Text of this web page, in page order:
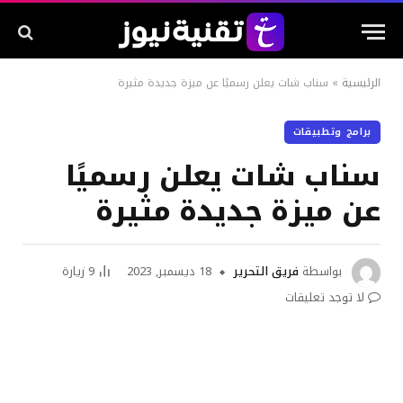
الرئيسية » سناب شات يعلن رسميًا عن ميزة جديدة مثيرة
برامج وتطبيقات
سناب شات يعلن رسميًا
عن ميزة جديدة مثيرة
بواسطة فريق التحرير 18 ديسمبر, 2023 9 زيارة
لا توجد تعليقات